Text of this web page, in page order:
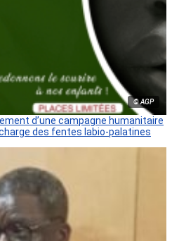
© AGP
d’une campagne humanitaire
des fentes labio-palatines